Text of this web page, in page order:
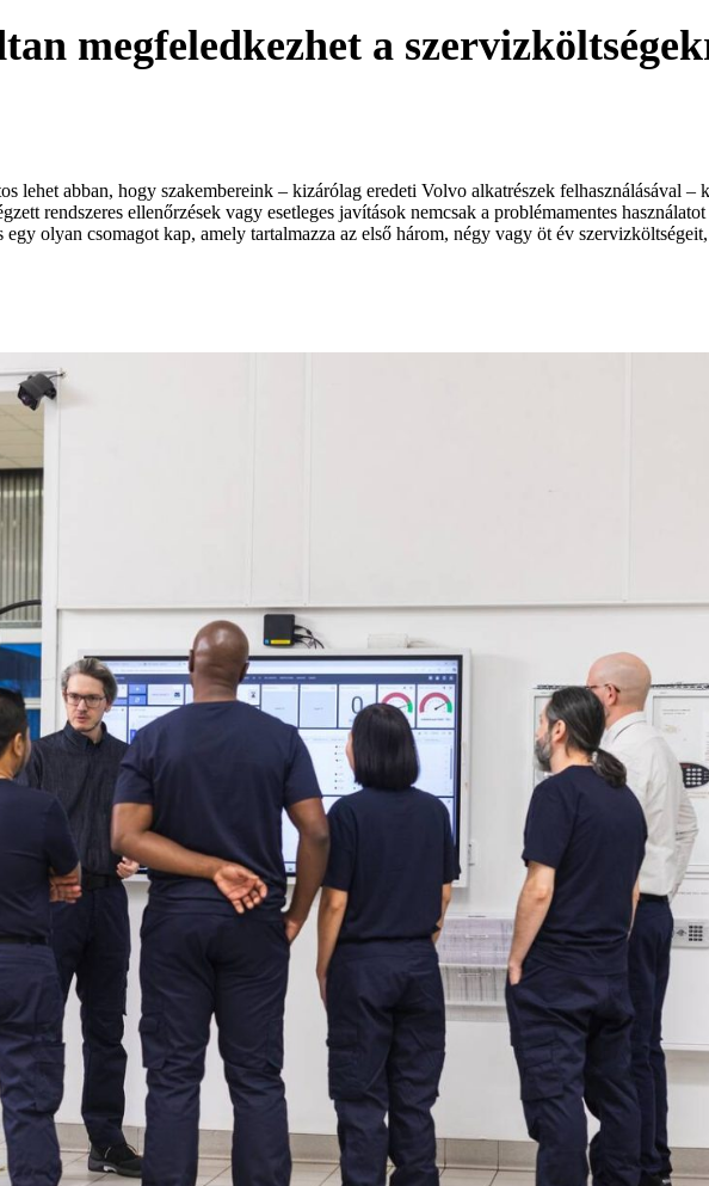
megfeledkezhet a
lehet abban, hogy szakembereink – kizárólag eredeti Volvo alkatrészek felhasználásával
rendszeres ellenőrzések vagy esetleges javítások nemcsak a problémamentes
olyan csomagot kap, amely tartalmazza az első három, négy vagy öt év